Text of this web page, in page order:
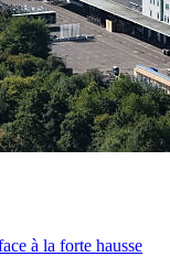
à la forte hausse